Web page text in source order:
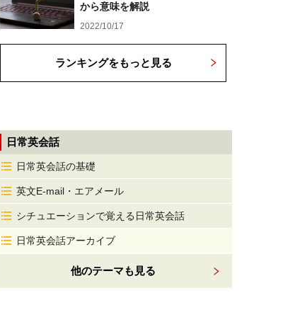
から意味を解説
2022/10/17
ランキングをもっと見る
日常英会話
日常英会話の基礎
英文E-mail・エアメール
シチュエーションで覚える日常英会話
日常英会話アーカイブ
他のテーマも見る